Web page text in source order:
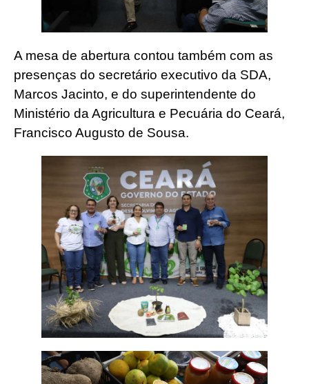
A mesa de abertura contou também com as
presenças do secretário executivo da SDA,
Marcos Jacinto, e do superintendente do
Ministério da Agricultura e Pecuária do Ceará,
Francisco Augusto de Sousa.